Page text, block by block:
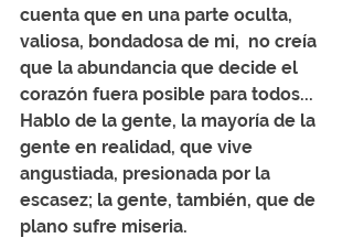
cuenta que en una parte oculta,
valiosa, bondadosa de mi,  no creía
que la abundancia que decide el
corazón fuera posible para todos...
Hablo de la gente, la mayoría de la
gente en realidad, que vive
angustiada, presionada por la
escasez; la gente, también, que de
plano sufre miseria.